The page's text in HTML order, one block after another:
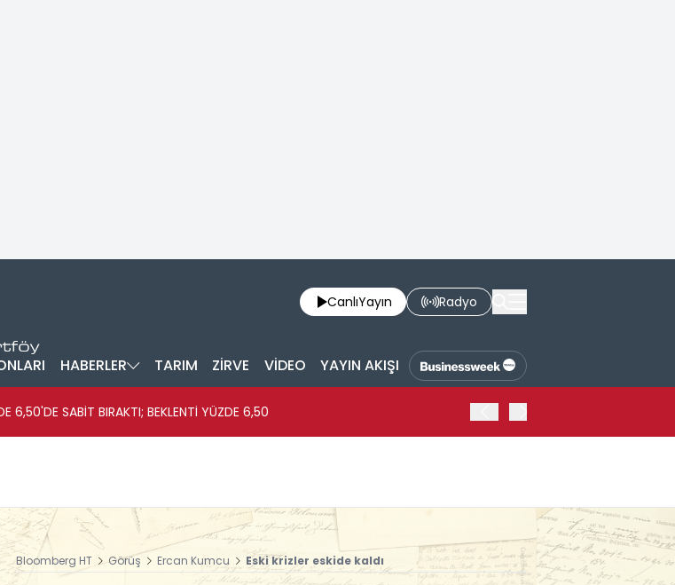
CanlıYayın Radyo
HABERLER TARIM ZİRVE VİDEO YAYIN AKIŞI
6,50'DE SABİT BIRAKTI; BEKLENTİ YÜZDE 6,50
Bloomberg HT Görüş Ercan Kumcu Eski krizler eskide kaldı